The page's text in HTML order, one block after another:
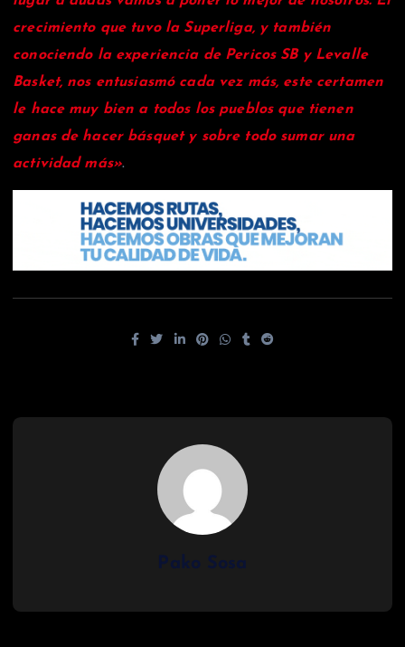
crecimiento que tuvo la Superliga, y también
conociendo la experiencia de Pericos SB y Levalle
Basket, nos entusiasmó cada vez más, este certamen
le hace muy bien a todos los pueblos que tienen
ganas de hacer básquet y sobre todo sumar una
actividad más».
Pako Sosa